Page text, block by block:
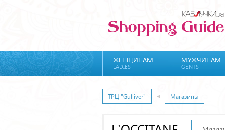
ЖЕНЩИНАМ
LADIES
МУЖЧИНАМ
GENTS
ТРЦ "Gulliver" Магазины